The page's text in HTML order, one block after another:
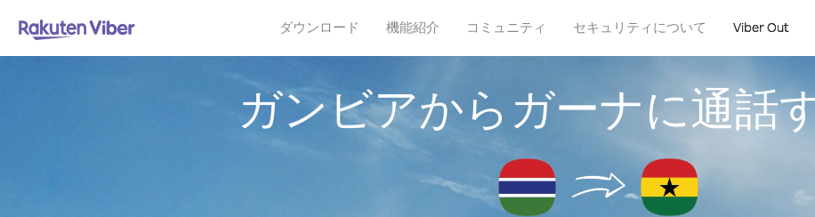
ダウンロード 機能紹介 コミュニティ セキュリティについて Viber Out
ガンビアからガーナに通話